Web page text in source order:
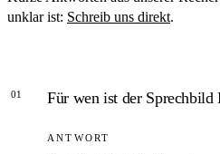
unklar ist: Schreib uns direkt.
01 Für wen ist der Sprechbild
ANTWORT